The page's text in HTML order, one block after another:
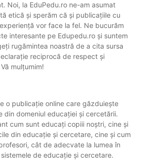
Noi, la EduPedu.ro ne-am asumat
etică și sperăm că și publicațiile cu
vor face la fel. Ne bucurăm
interesante pe Edupedu.ro și suntem
rugămintea noastră de a cita sursa
reciprocă de respect și
mulțumim!
o publicație online care găzduiește
din domeniul educației și cercetării.
cum sunt educați copiii noștri, cine și
din educație și cercetare, cine și cum
cât de adecvate la lumea în
de educație și cercetare.